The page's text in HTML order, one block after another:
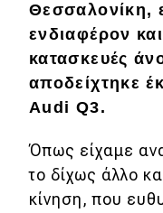
Πρωτότυπα
Ελλάδα
Κόσμος
Ασφάλεια
Αγορά
Θεσσαλονίκη,
ενδιαφέρον
κατασκευές
αποδείχτηκε
Audi Q3.
Όπως είχαμε
το δίχως άλλο
κίνηση, που